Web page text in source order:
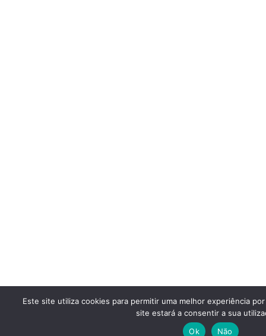
Este site utiliza cookies para permitir uma melhor experiência
site estará a consentir a sua
Ok
Não